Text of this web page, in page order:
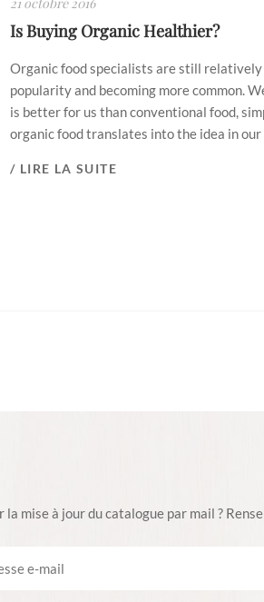
Is Buying Organic Healthier?
Organic food specialists are still
popularity and becoming more common.
is better for us than conventional food,
organic food translates into the idea in
/ LIRE LA SUITE
la mise à jour du catalogue par mail ?